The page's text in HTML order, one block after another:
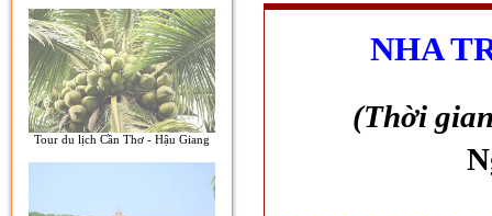
Tour du lịch Cần Thơ - Hậu Giang
NHA
(Thời